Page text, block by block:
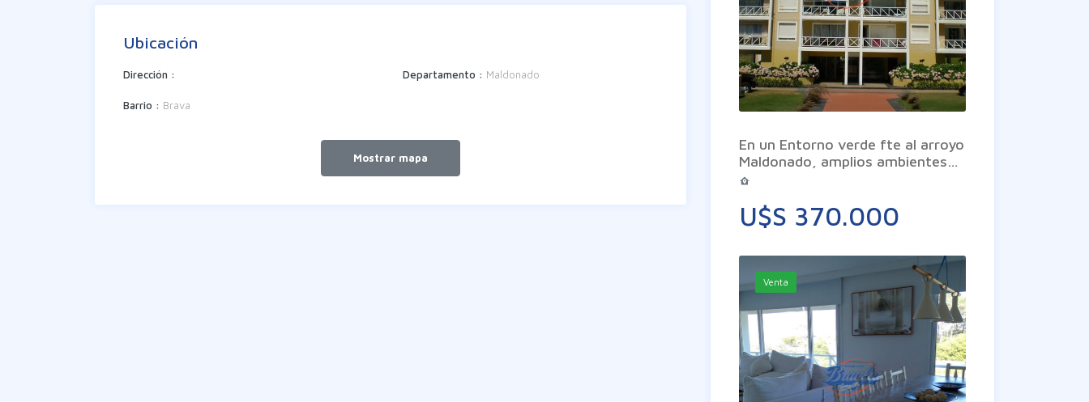
Ubicación
Dirección :
Barrio : Brava
Departamento : Maldonado
En un Entorno verde fte al arroyo
Maldonado, amplios ambientes
muy luminosos, terraza con
mucamas, piscina, Barbacóa,
cancha de paddle
U$S 370.000
Venta